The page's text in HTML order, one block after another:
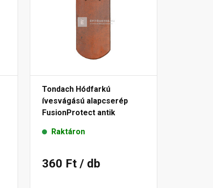
Tondach Hódfarkú
ívesvágású alapcserép
FusionProtect antik
Raktáron
360 Ft / db